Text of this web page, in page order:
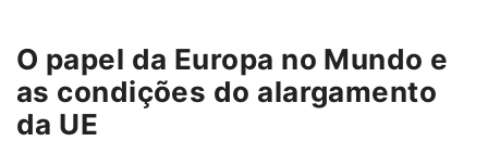
O papel da Europa no Mundo e
as condições do alargamento
da UE